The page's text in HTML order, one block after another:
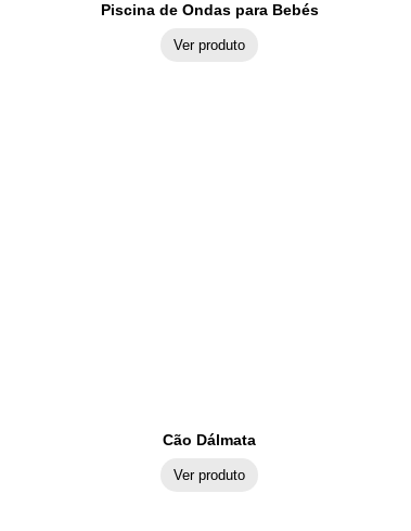
Piscina de Ondas para Bebés
Ver produto
Cão Dálmata
Ver produto